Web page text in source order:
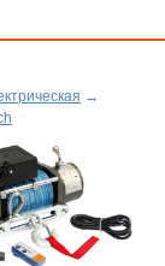
→